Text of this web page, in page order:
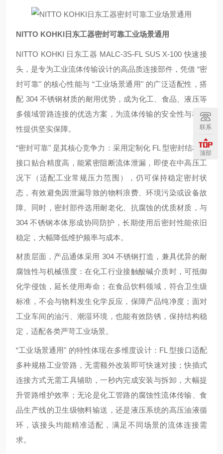
NITTO KOHKI日东工器密封可靠工业场景通用
NITTO KOHKI 日东工器 MALC-3S-FL SUS X-100 快速接
头，是专为工业流体传输设计的高品质连接部件，凭借 “密
封可靠" 的核心性能与 “工业场景通用" 的广泛适配性，搭
配 304 不锈钢材质的耐用优势，成为化工、食品、液压等
多领域管路连接的优选方案，为流体传输的安全性与稳定
性提供坚实保障。
“密封可靠" 是其核心竞争力：采用定制化 FL 型密封结构，
接口贴合精度高，能紧密阻断流体泄漏，即使在中高压工
况下（适配工业常规压力范围），仍可保持稳定密封状
态，有效避免因泄漏导致的物料浪费、环境污染或设备故
障。同时，密封部件选用耐老化、抗腐蚀的优质材质，与
304 不锈钢本体形成协同防护，长期使用后密封性能依旧
稳定，大幅降低维护频率与成本。
材质层面，产品通体采用 304 不锈钢打造，兼具优异的耐
腐蚀性与机械强度：在化工行业接触酸碱介质时，可抵御
化学侵蚀，延长使用寿命；在食品饮料领域，符合卫生级
标准，不会与物料发生化学反应，保障产品纯净度；面对
工业车间的油污、潮湿环境，也能有效防锈，保持结构稳
定，适配各类严苛工业场景。
“工业场景通用" 的特性体现在多维度设计：FL 型接口适配
多种规格工业管路，无需额外改装即可快速对接；快插式
连接方式无需工具辅助，一秒内完成安装与拆卸，大幅提
升管路维护效率；无论是化工管路的腐蚀性流体传输、食
品生产线的卫生级物料输送，还是液压系统的高压油液循
环，该接头均能精准适配，满足不同场景的流体连接需
求。
联系
顶部